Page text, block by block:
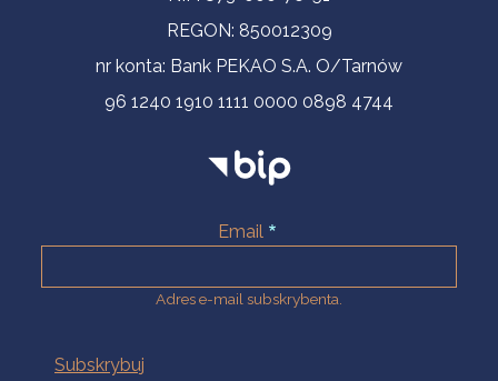
REGON: 850012309
nr konta: Bank PEKAO S.A. O/Tarnów
96 1240 1910 1111 0000 0898 4744
Email
Adres e-mail subskrybenta.